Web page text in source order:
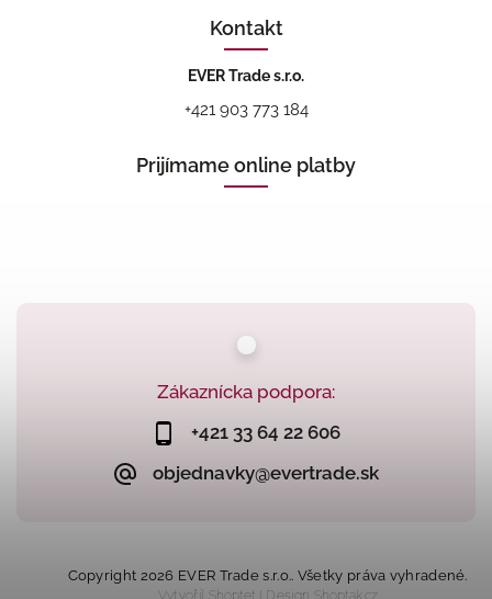
Zákaznícka podpora:
+421 33 64 22 606
objednavky@evertrade.sk
Kontakt
EVER Trade s.r.o.
+421 903 773 184
Prijímame online platby
Copyright 2026 EVER Trade s.r.o.. Všetky práva vyhradené.
Vytvořil Shoptet | Design Shoptak.cz